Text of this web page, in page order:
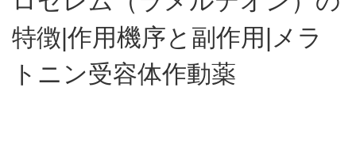
特徴|作用機序と副作用|メラ
トニン受容体作動薬